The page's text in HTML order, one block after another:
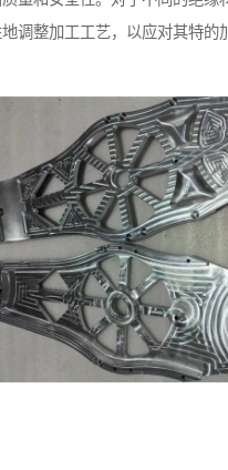
调整加工工艺，以应对其特的